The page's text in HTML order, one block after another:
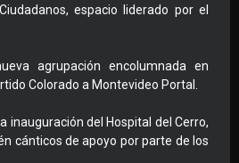
espacio liderado por el
agrupación encolumnada en
Colorado a Montevideo Portal.
inauguración del Hospital del Cerro,
cánticos de apoyo por parte de los